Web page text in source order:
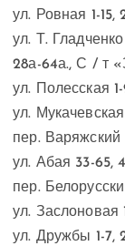
ул. Ровная 1-15,
ул. Т. Гладченко
28а-64а., С /
ул. Полесская
ул.
пер. Варяжский
ул. Абая 33-65,
пер.
ул. Заслоновая
ул. Дружбы 1-7,